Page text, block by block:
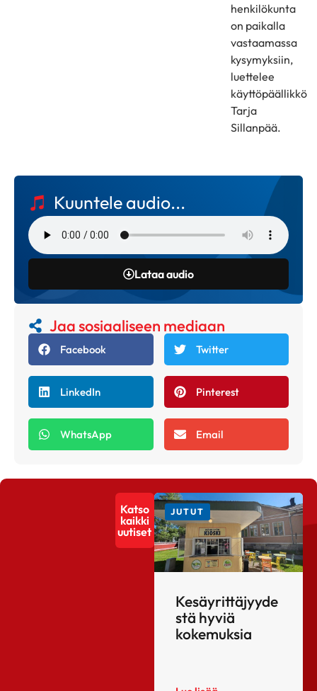
henkilökunta
on paikalla
vastaamassa
kysymyksiin,
luettelee
käyttöpäällikkö
Tarja
Sillanpää.
Kuuntele audio...
Lataa audio
Jaa sosiaaliseen mediaan
Facebook Twitter
LinkedIn Pinterest
WhatsApp Email
Katso
kaikki
uutiset
JUTUT
Kesäyrittäjyyde
stä hyviä
kokemuksia